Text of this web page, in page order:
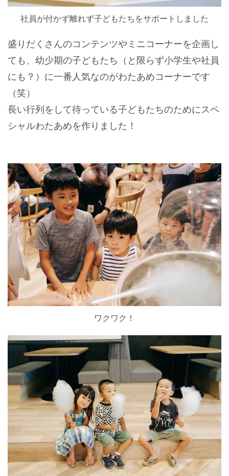
社員が付かず離れず子どもたちをサポートしました
盛りだくさんのコンテンツやミニコーナーを企画し
ても、幼少期の子どもたち（と限らず小学生や社員
にも？）に一番人気なのがわたあめコーナーです
（笑）
長い行列をして待っている子どもたちのためにスペ
シャルわたあめを作りました！
ワクワク！